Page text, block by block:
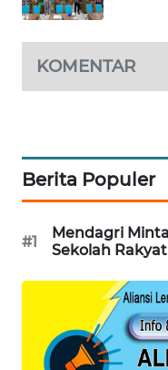
KOMENTAR
Berita Populer
#1
Mendagri
Sekolah Rakyat
LISTRIK
KELISTRIKAN
MAWAKA
ID
MARTABAT
WATCH